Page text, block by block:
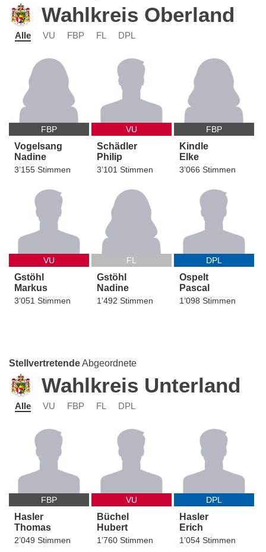
Wahlkreis Oberland
Alle VU FBP FL DPL
FBP
Vogelsang
Nadine
3’155 Stimmen
VU
Schädler
Philip
3’101 Stimmen
FBP
Kindle
Elke
3’066 Stimmen
VU
Gstöhl
Markus
3’051 Stimmen
FL
Gstöhl
Nadine
1’492 Stimmen
DPL
Ospelt
Pascal
1’098 Stimmen
StellvertretendeAbgeordnete
Wahlkreis Unterland
Alle VU FBP FL DPL
FBP
Hasler
Thomas
2’049 Stimmen
VU
Büchel
Hubert
1’760 Stimmen
DPL
Hasler
Erich
1’054 Stimmen